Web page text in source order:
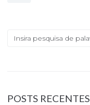
Procurar:
POSTS RECENTES